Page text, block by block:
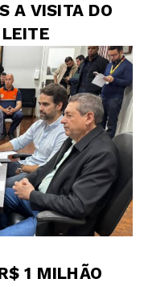
A VISITA DO
1 MILHÃO